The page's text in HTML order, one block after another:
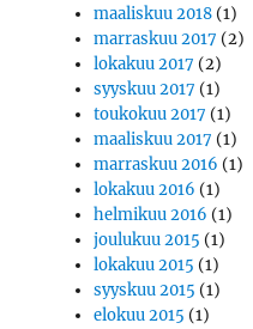
maaliskuu 2018 (1)
marraskuu 2017 (2)
lokakuu 2017 (2)
syyskuu 2017 (1)
toukokuu 2017 (1)
maaliskuu 2017 (1)
marraskuu 2016 (1)
lokakuu 2016 (1)
helmikuu 2016 (1)
joulukuu 2015 (1)
lokakuu 2015 (1)
syyskuu 2015 (1)
elokuu 2015 (1)